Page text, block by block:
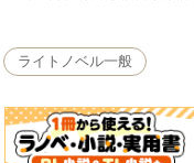
ている一千年未来の戦艦の
ライトノベル一般